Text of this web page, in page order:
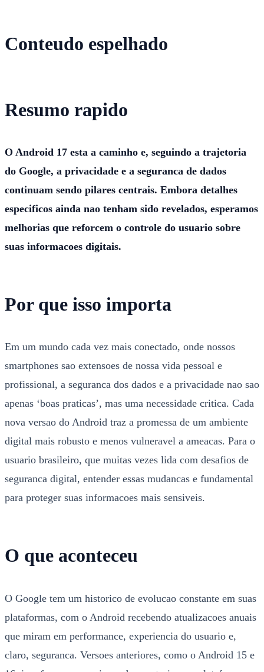
Conteudo espelhado
Resumo rapido
O Android 17 esta a caminho e, seguindo a trajetoria
do Google, a privacidade e a seguranca de dados
continuam sendo pilares centrais. Embora detalhes
especificos ainda nao tenham sido revelados, esperamos
melhorias que reforcem o controle do usuario sobre
suas informacoes digitais.
Por que isso importa
Em um mundo cada vez mais conectado, onde nossos
smartphones sao extensoes de nossa vida pessoal e
profissional, a seguranca dos dados e a privacidade nao sao
apenas ‘boas praticas’, mas uma necessidade critica. Cada
nova versao do Android traz a promessa de um ambiente
digital mais robusto e menos vulneravel a ameacas. Para o
usuario brasileiro, que muitas vezes lida com desafios de
seguranca digital, entender essas mudancas e fundamental
para proteger suas informacoes mais sensiveis.
O que aconteceu
O Google tem um historico de evolucao constante em suas
plataformas, com o Android recebendo atualizacoes anuais
que miram em performance, experiencia do usuario e,
claro, seguranca. Versoes anteriores, como o Android 15 e